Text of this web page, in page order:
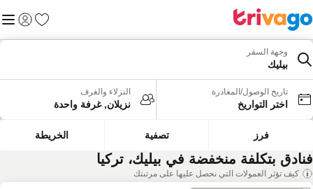
المفضلة
تسجيل
وجهة السفر
بيليك
تاريخ الوصول/المغادرة
اختر التواريخ
النزلاء والغرف
نزيلان, غرفة واحدة
فرز تصفية الخريطة
بتكلفة منخفضة في بيليك، تركيا
كيف تؤثر العمولات التي نحصل عليها على مرتبتك